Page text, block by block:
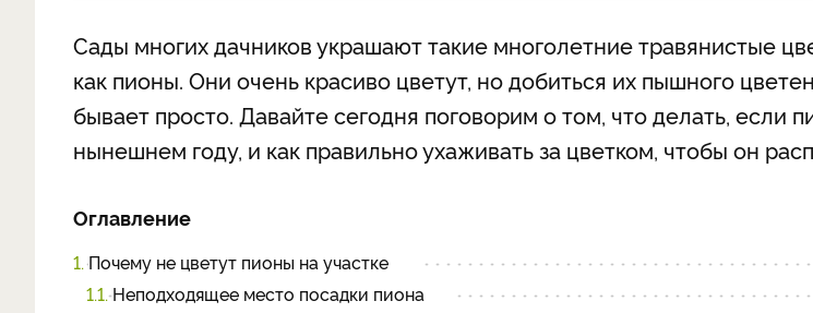
Сады многих дачников украшают такие многолетние травянистые
как пионы. Они очень красиво цветут, но добиться их пышного
бывает просто. Давайте сегодня поговорим о том, что делать, если
нынешнем году, и как правильно ухаживать за цветком, чтобы он
Оглавление
1. Почему не цветут пионы на участке
1.1. Неподходящее место посадки пиона